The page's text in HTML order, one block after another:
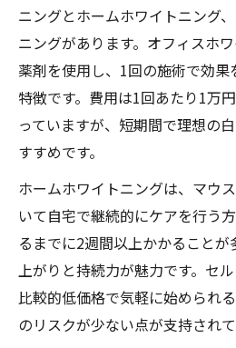
ニングとホームホワイトニング
ニングがあります。オフィスホ
薬剤を使用し、1回の施術で効
特徴です。費用は1回あたり1万
っていますが、短期間で理想の
すすめです。
ホームホワイトニングは、マウ
いて自宅で継続的にケアを行う
るまでに2週間以上かかること
上がりと持続力が魅力です。セ
比較的低価格で気軽に始められ
のリスクが少ない点が支持されて